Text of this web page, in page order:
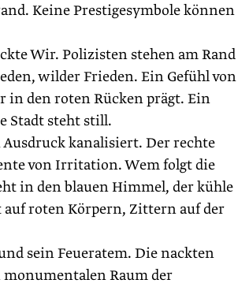
Keine Prestigesymbole können
Wir. Polizisten stehen am Rand
wilder Frieden. Ein Gefühl von
in den ­roten Rücken prägt. Ein
Stadt steht still.
kanalisiert. Der rechte
von Irritation. Wem folgt die
in den blauen Himmel, der kühle
auf roten Körpern, Zittern auf der
sein Feueratem. Die nackten
monumentalen Raum der